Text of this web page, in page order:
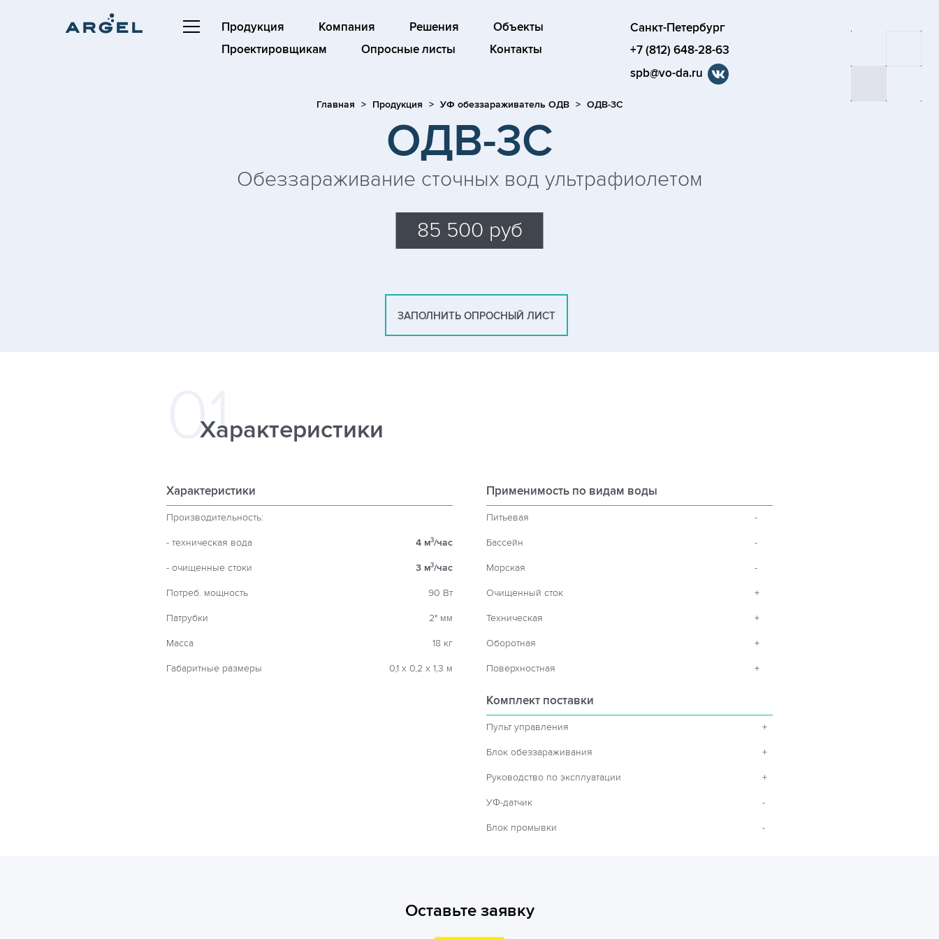
Продукция Компания Решения
Объекты
Проектировщикам
Опросные листы Контакты
Санкт-Петербург
+7 (812) 648-28-63
spb@vo-da.ru
Главная Продукция УФ обеззараживатель ОДВ ОДВ-3С
ОДВ-3С
Обеззараживание сточных вод ультрафиолетом
85 500 руб
ЗАПОЛНИТЬ ОПРОСНЫЙ ЛИСТ
Характеристики
Характеристики
Производительность:
- техническая вода 4 м3/час
- очищенные стоки 3 м3/час
Потреб. мощность 90 Вт
Патрубки 2" мм
Масса 18 кг
Габаритные размеры 0,1 х 0,2 х 1,3 м
Применимость по видам воды
Питьевая -
Бассейн -
Морская -
Очищенный сток +
Техническая +
Оборотная +
Поверхностная +
Комплект поставки
Пульт управления +
Блок обеззараживания +
Руководство по эксплуатации +
УФ-датчик -
Блок промывки -
Оставьте заявку